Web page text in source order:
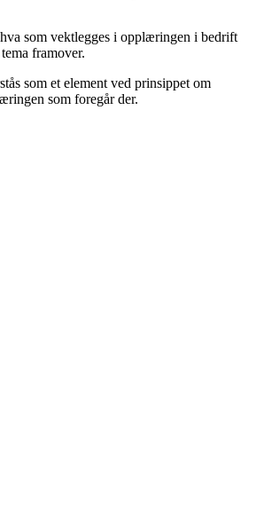
som vektlegges i opplæringen i bedrift
framover.
som et element ved prinsippet om
som foregår der.